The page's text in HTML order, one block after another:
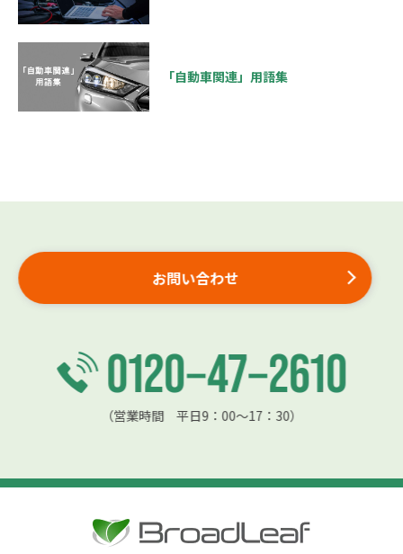
「自動車関連」用語集
お問い合わせ
（営業時間 平日9：00〜17：30）